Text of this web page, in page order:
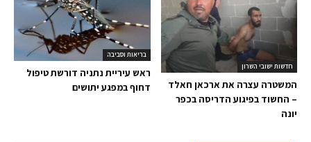
בריאות וסביבה
ראש עיריית נתניה דורשת טיפול
דחוף במפגע יתושים
חדשות ישובי השרון
המשטרה עצרה את ארכאן חאלד
– החשוד בפיגוע הדריסה בכפר
יונה